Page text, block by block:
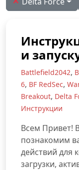
и
Battlefield2042,
6, BF RedSec,
Breakout, Delta
Инструкции
Всем Привет!
познакомим
действий для
загрузки,